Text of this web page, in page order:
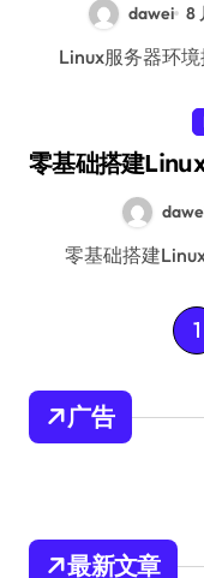
dawei 8
Linux服务器环
零基础搭建
零基础搭建
文
章
1
广告
最新文章